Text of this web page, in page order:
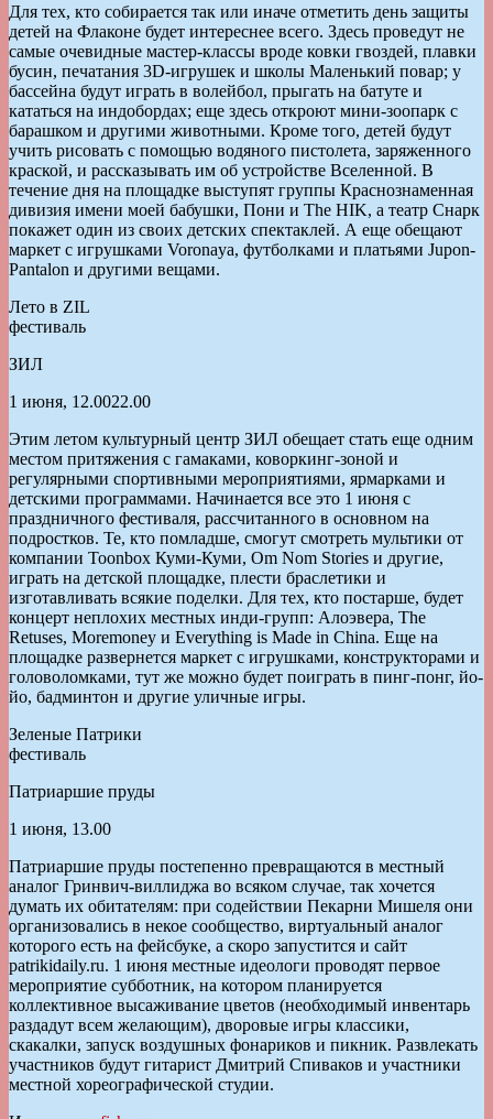
Для тех, кто собирается так или иначе отметить день защиты
детей на Флаконе будет интереснее всего. Здесь проведут не
самые очевидные мастер-классы вроде ковки гвоздей, плавки
бусин, печатания 3D-игрушек и школы Маленький повар; у
бассейна будут играть в волейбол, прыгать на батуте и
кататься на индобордах; еще здесь откроют мини-зоопарк с
барашком и другими животными. Кроме того, детей будут
учить рисовать с помощью водяного пистолета, заряженного
краской, и рассказывать им об устройстве Вселенной. В
течение дня на площадке выступят группы Краснознаменная
дивизия имени моей бабушки, Пони и The HIK, а театр Снарк
покажет один из своих детских спектаклей. А еще обещают
маркет с игрушками Voronaya, футболками и платьями Jupon-
Pantalon и другими вещами.
Лето в ZIL
фестиваль
ЗИЛ
1 июня, 12.0022.00
Этим летом культурный центр ЗИЛ обещает стать еще одним
местом притяжения с гамаками, коворкинг-зоной и
регулярными спортивными мероприятиями, ярмарками и
детскими программами. Начинается все это 1 июня с
праздничного фестиваля, рассчитанного в основном на
подростков. Те, кто помладше, смогут смотреть мультики от
компании Toonbox Куми-Куми, Om Nom Stories и другие,
играть на детской площадке, плести браслетики и
изготавливать всякие поделки. Для тех, кто постарше, будет
концерт неплохих местных инди-групп: Алоэвера, The
Retuses, Moremoney и Everything is Made in China. Еще на
площадке развернется маркет с игрушками, конструкторами и
головоломками, тут же можно будет поиграть в пинг-понг, йо-
йо, бадминтон и другие уличные игры.
Зеленые Патрики
фестиваль
Патриаршие пруды
1 июня, 13.00
Патриаршие пруды постепенно превращаются в местный
аналог Гринвич-виллиджа во всяком случае, так хочется
думать их обитателям: при содействии Пекарни Мишеля они
организовались в некое сообщество, виртуальный аналог
которого есть на фейсбуке, а скоро запустится и сайт
рatrikidaily.ru. 1 июня местные идеологи проводят первое
мероприятие субботник, на котором планируется
коллективное высаживание цветов (необходимый инвентарь
раздадут всем желающим), дворовые игры классики,
скакалки, запуск воздушных фонариков и пикник. Развлекать
участников будут гитарист Дмитрий Спиваков и участники
местной хореографической студии.